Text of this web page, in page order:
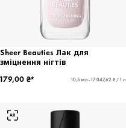
Sheer Beauties Лак для
зміцнення нігтів
179,00 ₴*
10,5 мл - 17 047,62 ₴ / 1 л